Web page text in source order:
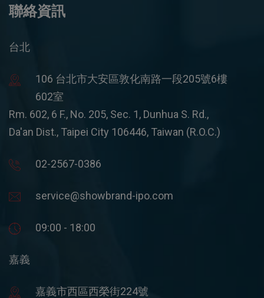
聯絡資訊
台北
106 台北市大安區敦化南路一段205號6樓
602室
Rm. 602, 6 F., No. 205, Sec. 1, Dunhua S. Rd.,
Da'an Dist., Taipei City 106446, Taiwan (R.O.C.)
02-2567-0386
service@showbrand-ipo.com
09:00 - 18:00
嘉義
嘉義市西區西榮街224號